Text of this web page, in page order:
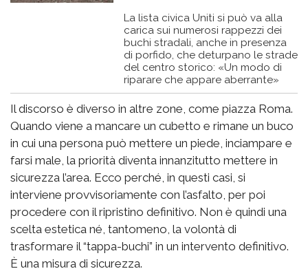
La lista civica Uniti si può va alla
carica sui numerosi rappezzi dei
buchi stradali, anche in presenza
di porfido, che deturpano le strade
del centro storico: «Un modo di
riparare che appare aberrante»
Il discorso è diverso in altre zone, come piazza Roma.
Quando viene a mancare un cubetto e rimane un buco
in cui una persona può mettere un piede, inciampare e
farsi male, la priorità diventa innanzitutto mettere in
sicurezza l’area. Ecco perché, in questi casi, si
interviene provvisoriamente con l’asfalto, per poi
procedere con il ripristino definitivo. Non è quindi una
scelta estetica né, tantomeno, la volontà di
trasformare il “tappa-buchi” in un intervento definitivo.
È una misura di sicurezza.